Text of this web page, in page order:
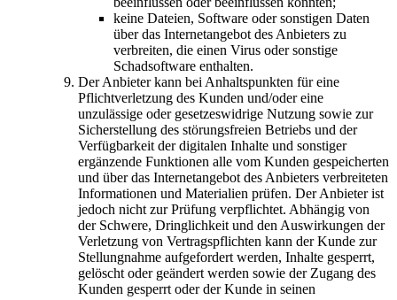
keine Dateien, Software oder sonstigen Daten
über das Internetangebot des Anbieters zu
verbreiten, die einen Virus oder sonstige
Schadsoftware enthalten.
Der Anbieter kann bei Anhaltspunkten für eine
Pflichtverletzung des Kunden und/oder eine
unzulässige oder gesetzeswidrige Nutzung sowie zur
Sicherstellung des störungsfreien Betriebs und der
Verfügbarkeit der digitalen Inhalte und sonstiger
ergänzende Funktionen alle vom Kunden gespeicherten
und über das Internetangebot des Anbieters verbreiteten
Informationen und Materialien prüfen. Der Anbieter ist
jedoch nicht zur Prüfung verpflichtet. Abhängig von
der Schwere, Dringlichkeit und den Auswirkungen der
Verletzung von Vertragspflichten kann der Kunde zur
Stellungnahme aufgefordert werden, Inhalte gesperrt,
gelöscht oder geändert werden sowie der Zugang des
Kunden gesperrt oder der Kunde in seinen